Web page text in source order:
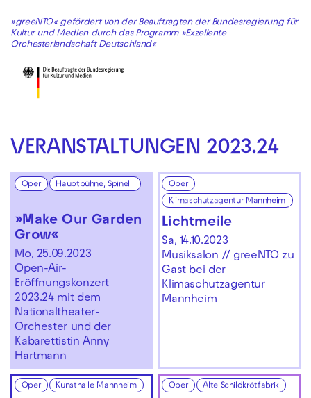
»greeNTO« gefördert von der Beauftragten der Bundesregierung für
Kultur und Medien durch das Programm »Exzellente
Orchesterlandschaft Deutschland«
VERANSTALTUNGEN 2023.24
Oper Hauptbühne, Spinelli
»Make Our Garden
Grow«
Mo, 25.09.2023
Open-Air-
Eröffnungskonzert
2023.24 mit dem
Nationaltheater-
Orchester und der
Kabarettistin Anny
Hartmann
Oper
Klimaschutzagentur Mannheim
Lichtmeile
Sa, 14.10.2023
Musiksalon // greeNTO zu
Gast bei der
Klimaschutzagentur
Mannheim
Oper Kunsthalle Mannheim Oper Alte Schildkrötfabrik